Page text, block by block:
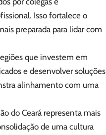
Isso fortalece o
preparada para lidar com
que investem em
e desenvolver soluções
alinhamento com uma
do Ceará representa mais
de uma cultura